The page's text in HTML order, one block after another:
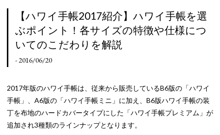
【ハワイ手帳2017紹介】ハワイ手帳を選
ぶポイント！各サイズの特徴や仕様につ
いてのこだわりを解説
- 2016/06/20
2017年版のハワイ手帳は、従来から販売しているB6版の「ハワイ
手帳」、A6版の「ハワイ手帳ミニ」に加え、B6版ハワイ手帳の装
丁を布地のハードカバータイプにした「ハワイ手帳プレミアム」が
追加され3種類のラインナップとなります。